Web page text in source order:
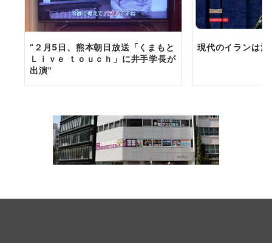
“２月5日、熊本朝日放送「くまもと
Ｌｉｖｅ ｔｏｕｃｈ」に井手学長が
出演"
現代のイランは